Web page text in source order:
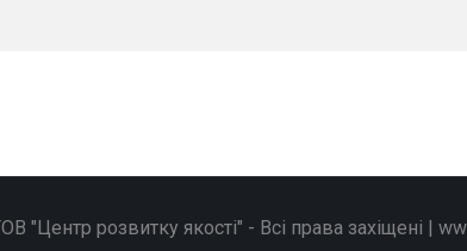
"Центр розвитку якості" - Всі права захіщені |